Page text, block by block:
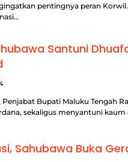
pentingnya peran
Santuni
Bupati Maluku Tengah
sekaligus menyantuni kaum
Sahubawa Buka